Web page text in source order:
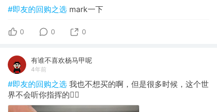
#即友的回购之选 mark一下
0 0 0
有谁不喜欢杨马甲呢
4年前
#即友的回购之选 我也不想买的啊，但是很多时候，这个世
界不会听你指挥的😮‍💨